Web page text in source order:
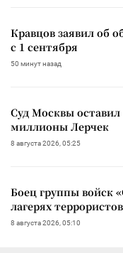
Кравцов заявил об
с 1 сентября
50 минут назад
Суд Москвы
миллионы Лерчек
8 августа 2026, 05:25
Боец группы войск
лагерях
8 августа 2026, 05:10